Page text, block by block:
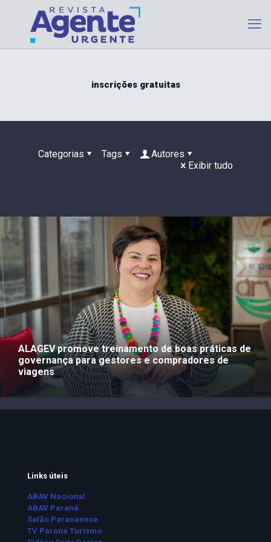
inscrições gratuitas
Categorias Tags
Autores
Exibir tudo
ALAGEV promove treinamento de boas práticas de
governança para gestores e compradores de
viagens
Links úteis
ABAV Nacional
ABAV Paraná
Salão Paranaense
TV Paraná Turismo